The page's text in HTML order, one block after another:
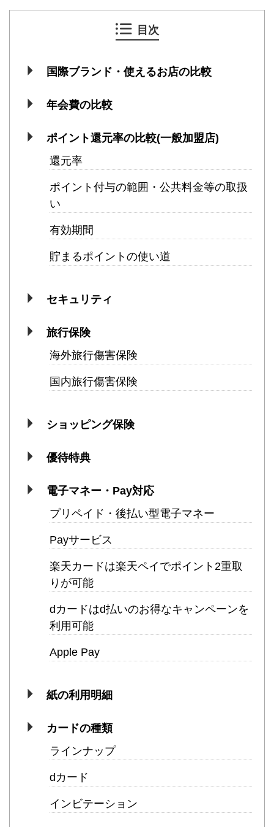
目次
国際ブランド・使えるお店の比較
年会費の比較
ポイント還元率の比較(一般加盟店)
還元率
ポイント付与の範囲・公共料金等の取扱
い
有効期間
貯まるポイントの使い道
セキュリティ
旅行保険
海外旅行傷害保険
国内旅行傷害保険
ショッピング保険
優待特典
電子マネー・Pay対応
プリペイド・後払い型電子マネー
Payサービス
楽天カードは楽天ペイでポイント2重取
りが可能
dカードはd払いのお得なキャンペーンを
利用可能
Apple Pay
紙の利用明細
カードの種類
ラインナップ
dカード
インビテーション